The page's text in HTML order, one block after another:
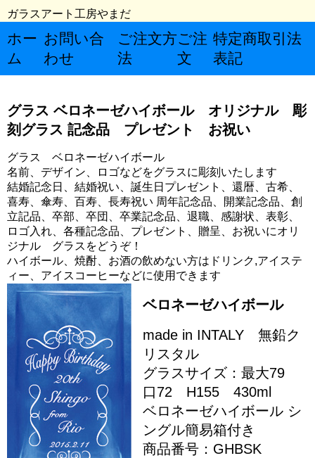
ガラスアート工房やまだ
ホー
ム
お問い合
わせ
ご注文方
法
ご注
文
特定商取引法
表記
グラス ベロネーゼハイボール オリジナル 彫
刻グラス 記念品 プレゼント お祝い
グラス ベロネーゼハイボール
名前、デザイン、ロゴなどをグラスに彫刻いたします
結婚記念日、結婚祝い、誕生日プレゼント、還暦、古希、
喜寿、傘寿、百寿、長寿祝い 周年記念品、開業記念品、創
立記品、卒部、卒団、卒業記念品、退職、感謝状、表彰、
ロゴ入れ、各種記念品、プレゼント、贈呈、お祝いにオリ
ジナル グラスをどうぞ！
ハイボール、焼酎、お酒の飲めない方はドリンク,アイステ
ィー、アイスコーヒーなどに使用できます
ベロネーゼハイボール
made in INTALY 無鉛ク
リスタル
グラスサイズ：最大79
口72 H155 430ml
ベロネーゼハイボール シ
ングル簡易箱付き
商品番号：GHBSK